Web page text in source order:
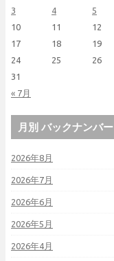
« 7月
3
4 5
10
11 12
17
18 19
24
25 26
31
月別 バックナンバー
2026年8月
2026年7月
2026年6月
2026年5月
2026年4月